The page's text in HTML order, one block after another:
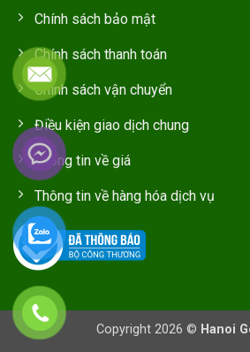
Chính sách bảo mật
Chính sách thanh toán
Chính sách vận chuyển
Điều kiện giao dịch chung
Thông tin về giá
Thông tin về hàng hóa dịch vụ
Copyright 2026 © Hanoi